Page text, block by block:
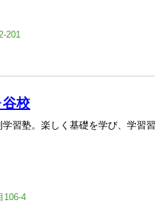
201
校
習塾。楽しく基礎を学び、学習
106-4